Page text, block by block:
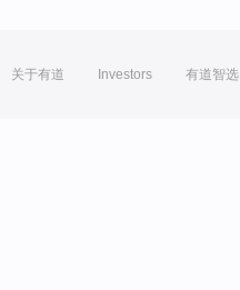
关于有道 Investors 有道智选